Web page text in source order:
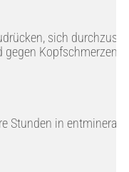
sich
gegen
Stunden in